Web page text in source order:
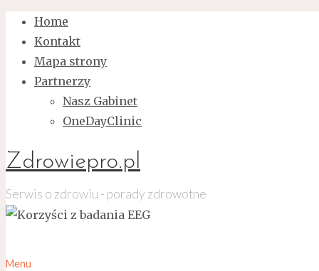
Home
Kontakt
Mapa strony
Partnerzy
Nasz Gabinet
OneDayClinic
Zdrowiepro.pl
Serwis o zdrowiu - porady zdrowotne
Menu